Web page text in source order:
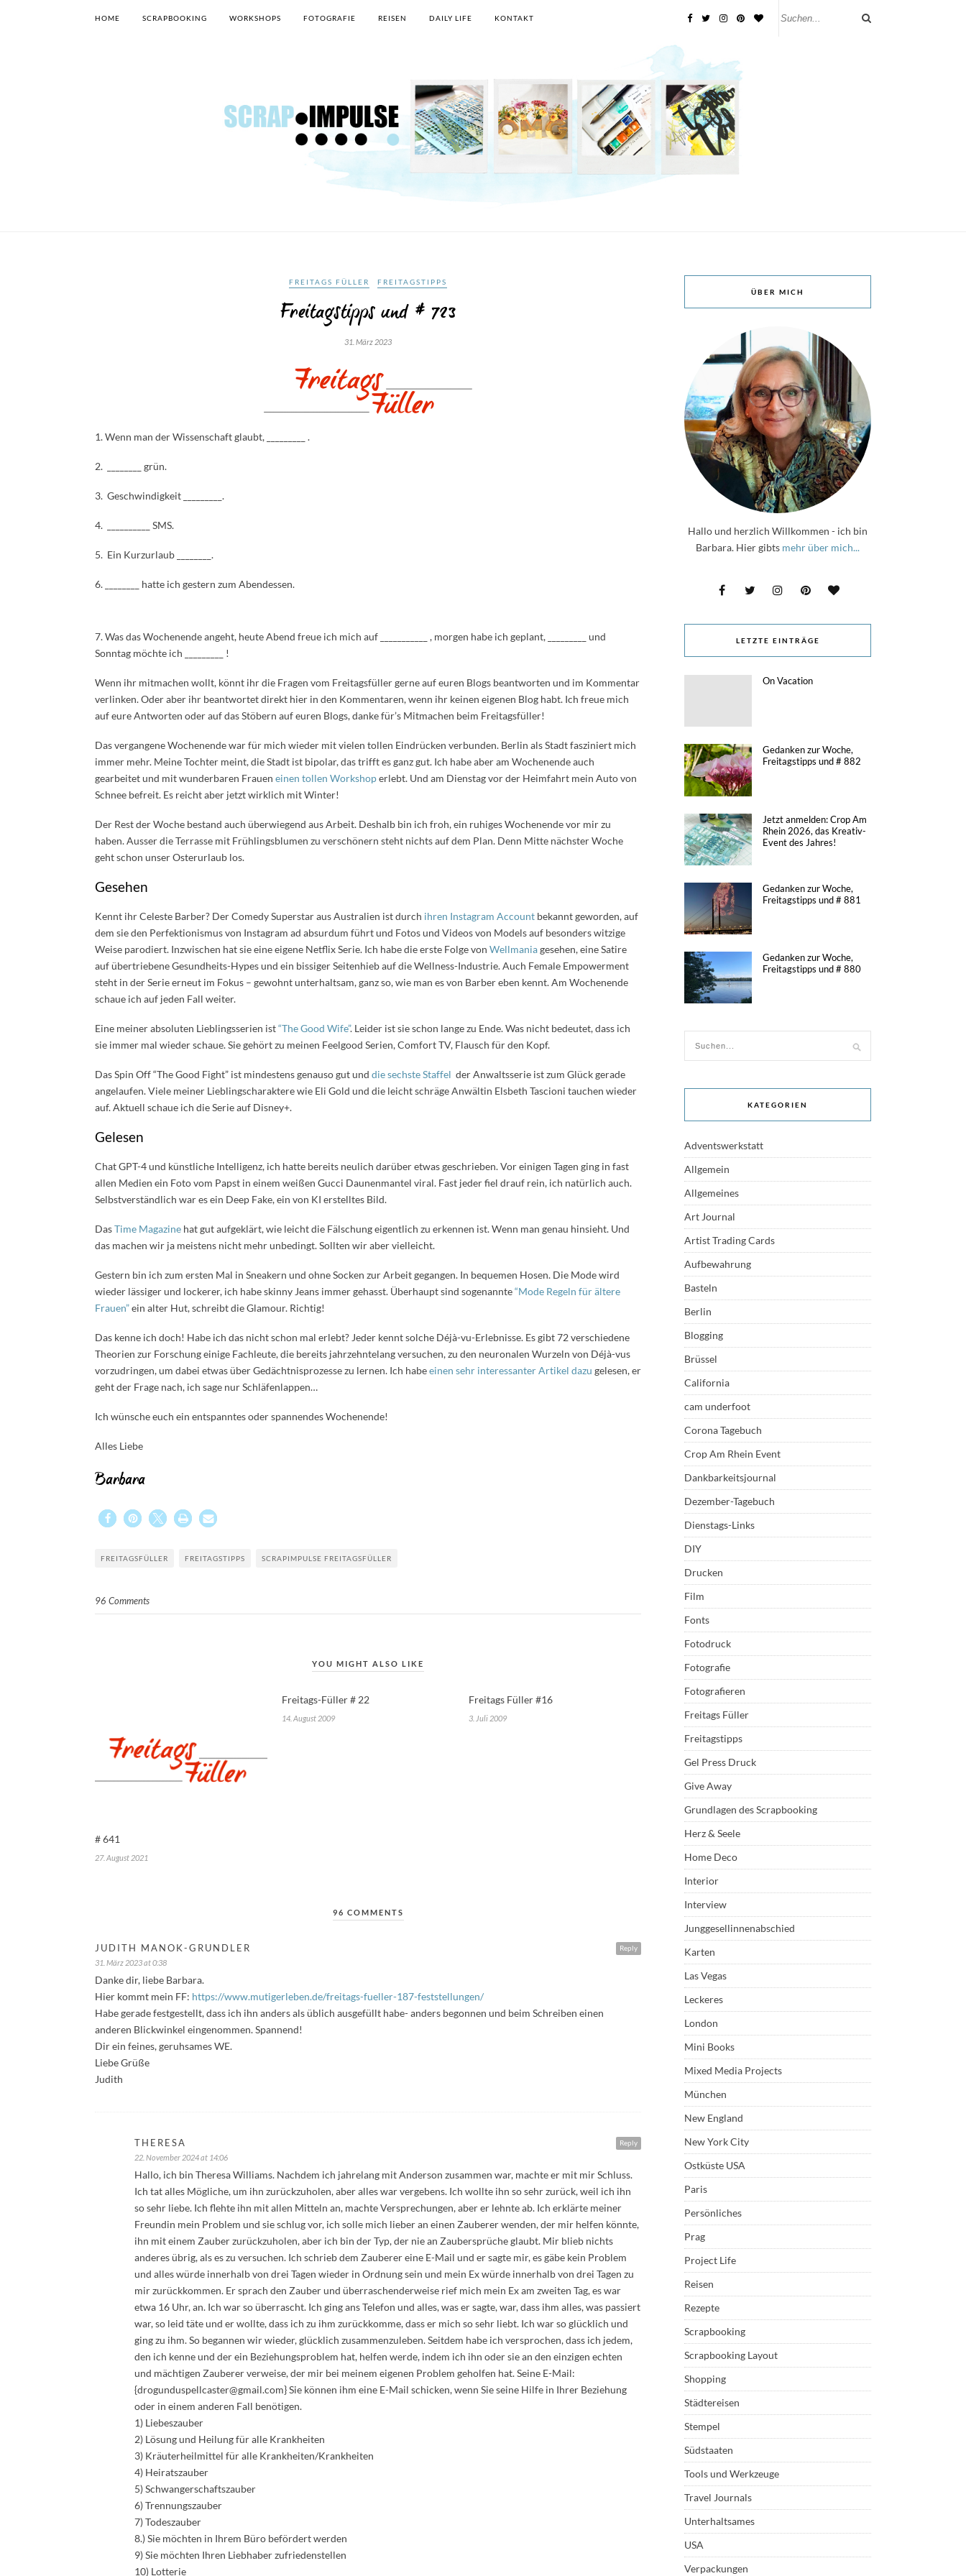
HOME SCRAPBOOKING WORKSHOPS FOTOGRAFIE REISEN DAILY LIFE KONTAKT
FREITAGS FÜLLER FREITAGSTIPPS
Freitagstipps und # 723
31. März 2023
1. Wenn man der Wissenschaft glaubt, _________ .
2. ________ grün.
3. Geschwindigkeit _________.
4. __________ SMS.
5. Ein Kurzurlaub ________.
6. ________ hatte ich gestern zum Abendessen.
7. Was das Wochenende angeht, heute Abend freue ich mich auf ___________ , morgen habe ich geplant, _________ und
Sonntag möchte ich _________ !
Wenn ihr mitmachen wollt, könnt ihr die Fragen vom Freitagsfüller gerne auf euren Blogs beantworten und im Kommentar
verlinken. Oder aber ihr beantwortet direkt hier in den Kommentaren, wenn ihr keinen eigenen Blog habt. Ich freue mich
auf eure Antworten oder auf das Stöbern auf euren Blogs, danke für’s Mitmachen beim Freitagsfüller!
Das vergangene Wochenende war für mich wieder mit vielen tollen Eindrücken verbunden. Berlin als Stadt fasziniert mich
immer mehr. Meine Tochter meint, die Stadt ist bipolar, das trifft es ganz gut. Ich habe aber am Wochenende auch
gearbeitet und mit wunderbaren Frauen einen tollen Workshoperlebt. Und am Dienstag vor der Heimfahrt mein Auto von
Schnee befreit. Es reicht aber jetzt wirklich mit Winter!
Der Rest der Woche bestand auch überwiegend aus Arbeit. Deshalb bin ich froh, ein ruhiges Wochenende vor mir zu
haben. Ausser die Terrasse mit Frühlingsblumen zu verschönern steht nichts auf dem Plan. Denn Mitte nächster Woche
geht schon unser Osterurlaub los.
Gesehen
Kennt ihr Celeste Barber? Der Comedy Superstar aus Australien ist durch ihren Instagram Account bekannt geworden, auf
dem sie den Perfektionismus von Instagram ad absurdum führt und Fotos und Videos von Models auf besonders witzige
Weise parodiert. Inzwischen hat sie eine eigene Netflix Serie. Ich habe die erste Folge von Wellmaniagesehen, eine Satire
auf übertriebene Gesundheits-Hypes und ein bissiger Seitenhieb auf die Wellness-Industrie. Auch Female Empowerment
steht in der Serie erneut im Fokus – gewohnt unterhaltsam, ganz so, wie man es von Barber eben kennt. Am Wochenende
schaue ich auf jeden Fall weiter.
Eine meiner absoluten Lieblingsserien ist“The Good Wife”. Leider ist sie schon lange zu Ende. Was nicht bedeutet, dass ich
sie immer mal wieder schaue. Sie gehört zu meinen Feelgood Serien, Comfort TV, Flausch für den Kopf.
Das Spin Off “The Good Fight” ist mindestens genauso gut und die sechste Staffel der Anwaltsserie ist zum Glück gerade
angelaufen. Viele meiner Lieblingscharaktere wie Eli Gold und die leicht schräge Anwältin Elsbeth Tascioni tauchen wieder
auf. Aktuell schaue ich die Serie auf Disney+.
Gelesen
Chat GPT-4 und künstliche Intelligenz, ich hatte bereits neulich darüber etwas geschrieben. Vor einigen Tagen ging in fast
allen Medien ein Foto vom Papst in einem weißen Gucci Daunenmantel viral. Fast jeder fiel drauf rein, ich natürlich auch.
Selbstverständlich war es ein Deep Fake, ein von KI erstelltes Bild.
DasTime Magazine hat gut aufgeklärt, wie leicht die Fälschung eigentlich zu erkennen ist. Wenn man genau hinsieht. Und
das machen wir ja meistens nicht mehr unbedingt. Sollten wir aber vielleicht.
Gestern bin ich zum ersten Mal in Sneakern und ohne Socken zur Arbeit gegangen. In bequemen Hosen. Die Mode wird
wieder lässiger und lockerer, ich habe skinny Jeans immer gehasst. Überhaupt sind sogenannte“Mode Regeln für ältere
Frauen”ein alter Hut, schreibt die Glamour. Richtig!
Das kenne ich doch! Habe ich das nicht schon mal erlebt? Jeder kennt solche Déjà-vu-Erlebnisse. Es gibt 72 verschiedene
Theorien zur Forschung einige Fachleute, die bereits jahrzehntelang versuchen, zu den neuronalen Wurzeln von Déjà-vus
vorzudringen, um dabei etwas über Gedächtnisprozesse zu lernen. Ich habeeinen sehr interessanter Artikel dazu gelesen, er
geht der Frage nach, ich sage nur Schläfenlappen…
Ich wünsche euch ein entspanntes oder spannendes Wochenende!
Alles Liebe
Barbara
FREITAGSFÜLLER FREITAGSTIPPS SCRAPIMPULSE FREITAGSFÜLLER
96 Comments
YOU MIGHT ALSO LIKE
# 641
27. August 2021
Freitags-Füller # 22
14. August 2009
Freitags Füller #16
3. Juli 2009
96 COMMENTS
Reply
JUDITH MANOK-GRUNDLER
31. März 2023 at 0:38
Danke dir, liebe Barbara.
Hier kommt mein FF: https://www.mutigerleben.de/freitags-fueller-187-feststellungen/
Habe gerade festgestellt, dass ich ihn anders als üblich ausgefüllt habe- anders begonnen und beim Schreiben einen
anderen Blickwinkel eingenommen. Spannend!
Dir ein feines, geruhsames WE.
Liebe Grüße
Judith
Reply
THERESA
22. November 2024 at 14:06
Hallo, ich bin Theresa Williams. Nachdem ich jahrelang mit Anderson zusammen war, machte er mit mir Schluss.
Ich tat alles Mögliche, um ihn zurückzuholen, aber alles war vergebens. Ich wollte ihn so sehr zurück, weil ich ihn
so sehr liebe. Ich flehte ihn mit allen Mitteln an, machte Versprechungen, aber er lehnte ab. Ich erklärte meiner
Freundin mein Problem und sie schlug vor, ich solle mich lieber an einen Zauberer wenden, der mir helfen könnte,
ihn mit einem Zauber zurückzuholen, aber ich bin der Typ, der nie an Zaubersprüche glaubt. Mir blieb nichts
anderes übrig, als es zu versuchen. Ich schrieb dem Zauberer eine E-Mail und er sagte mir, es gäbe kein Problem
und alles würde innerhalb von drei Tagen wieder in Ordnung sein und mein Ex würde innerhalb von drei Tagen zu
mir zurückkommen. Er sprach den Zauber und überraschenderweise rief mich mein Ex am zweiten Tag, es war
etwa 16 Uhr, an. Ich war so überrascht. Ich ging ans Telefon und alles, was er sagte, war, dass ihm alles, was passiert
war, so leid täte und er wollte, dass ich zu ihm zurückkomme, dass er mich so sehr liebt. Ich war so glücklich und
ging zu ihm. So begannen wir wieder, glücklich zusammenzuleben. Seitdem habe ich versprochen, dass ich jedem,
den ich kenne und der ein Beziehungsproblem hat, helfen werde, indem ich ihn oder sie an den einzigen echten
und mächtigen Zauberer verweise, der mir bei meinem eigenen Problem geholfen hat. Seine E-Mail:
{drogunduspellcaster@gmail.com} Sie können ihm eine E-Mail schicken, wenn Sie seine Hilfe in Ihrer Beziehung
oder in einem anderen Fall benötigen.
1) Liebeszauber
2) Lösung und Heilung für alle Krankheiten
3) Kräuterheilmittel für alle Krankheiten/Krankheiten
4) Heiratszauber
5) Schwangerschaftszauber
6) Trennungszauber
7) Todeszauber
8.) Sie möchten in Ihrem Büro befördert werden
9) Sie möchten Ihren Liebhaber zufriedenstellen
10) Lotterie
ÜBER MICH
Hallo und herzlich Willkommen - ich bin
Barbara. Hier gibts mehr über mich...
LETZTE EINTRÄGE
On Vacation
Gedanken zur Woche,
Freitagstipps und # 882
Jetzt anmelden: Crop Am
Rhein 2026, das Kreativ-
Event des Jahres!
Gedanken zur Woche,
Freitagstipps und # 881
Gedanken zur Woche,
Freitagstipps und # 880
KATEGORIEN
Adventswerkstatt
Allgemein
Allgemeines
Art Journal
Artist Trading Cards
Aufbewahrung
Basteln
Berlin
Blogging
Brüssel
California
cam underfoot
Corona Tagebuch
Crop Am Rhein Event
Dankbarkeitsjournal
Dezember-Tagebuch
Dienstags-Links
DIY
Drucken
Film
Fonts
Fotodruck
Fotografie
Fotografieren
Freitags Füller
Freitagstipps
Gel Press Druck
Give Away
Grundlagen des Scrapbooking
Herz & Seele
Home Deco
Interior
Interview
Junggesellinnenabschied
Karten
Las Vegas
Leckeres
London
Mini Books
Mixed Media Projects
München
New England
New York City
Ostküste USA
Paris
Persönliches
Prag
Project Life
Reisen
Rezepte
Scrapbooking
Scrapbooking Layout
Shopping
Städtereisen
Stempel
Südstaaten
Tools und Werkzeuge
Travel Journals
Unterhaltsames
USA
Verpackungen